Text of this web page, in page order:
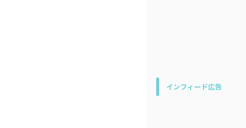
インフィード広告